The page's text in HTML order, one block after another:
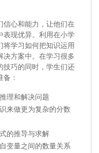
信心和能力，让他们在
表现优异。利用在小学
将学习如何把知识运用
决方案中。在学习很多
技巧的同时，学生们还
：
理和解决问题
来做更为复杂的分数
的推导与求解
变量之间的数量关系